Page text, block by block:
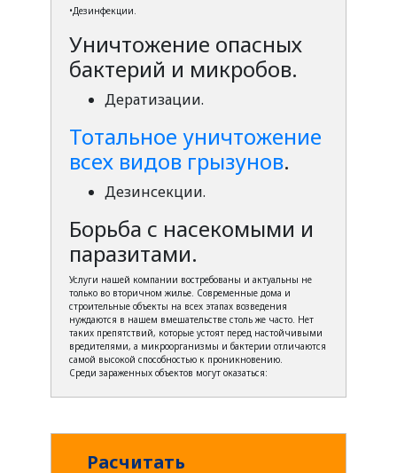
•Дезинфекции.
Уничтожение опасных
бактерий и микробов.
Дератизации.
Тотальное уничтожение
всех видов грызунов.
Дезинсекции.
Борьба с насекомыми и
паразитами.
Услуги нашей компании востребованы и актуальны не
только во вторичном жилье. Современные дома и
строительные объекты на всех этапах возведения
нуждаются в нашем вмешательстве столь же часто. Нет
таких препятствий, которые устоят перед настойчивыми
вредителями, а микроорганизмы и бактерии отличаются
самой высокой способностью к проникновению.
Среди зараженных объектов могут оказаться:
Расчитать